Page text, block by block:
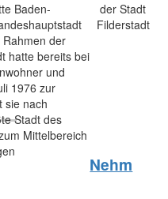
Baden-
der
hatte bereits bei
und
1976 zur
sie nach
Stadt des
Mittelbereich
Nehm